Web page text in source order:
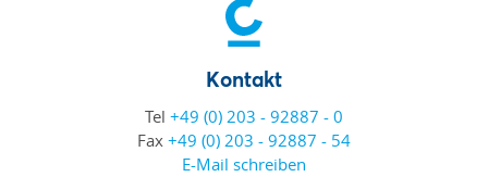
Kontakt
Tel +49 (0) 203 - 92887 - 0
Fax +49 (0) 203 - 92887 - 54
E-Mail schreiben